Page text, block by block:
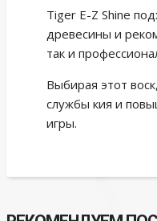
Tiger E-Z Shine
древесины и
так и
Выбирая этот
службы кия и
игры.